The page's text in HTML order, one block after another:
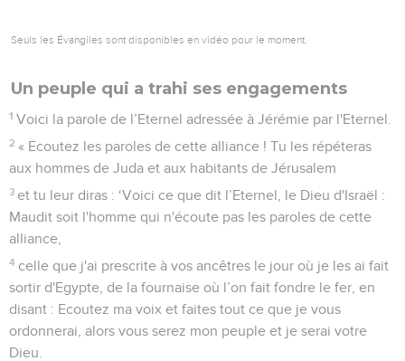
Seuls les Évangiles sont disponibles en vidéo pour le moment.
Un peuple qui a trahi ses engagements
1 Voici la parole de l’Eternel adressée à Jérémie par l'Eternel.
2 « Ecoutez les paroles de cette alliance ! Tu les répéteras
aux hommes de Juda et aux habitants de Jérusalem
3 et tu leur diras : ‘Voici ce que dit l’Eternel, le Dieu d'Israël :
Maudit soit l'homme qui n'écoute pas les paroles de cette
alliance,
4 celle que j'ai prescrite à vos ancêtres le jour où je les ai fait
sortir d'Egypte, de la fournaise où l’on fait fondre le fer, en
disant : Ecoutez ma voix et faites tout ce que je vous
ordonnerai, alors vous serez mon peuple et je serai votre
Dieu.